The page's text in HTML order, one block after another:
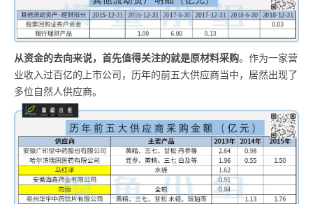
从资金的去向来说，首先值得关注的就是原材料采购。作为一家营
业收入过百亿的上市公司，历年的前五大供应商当中，居然出现了
多位自然人供应商。